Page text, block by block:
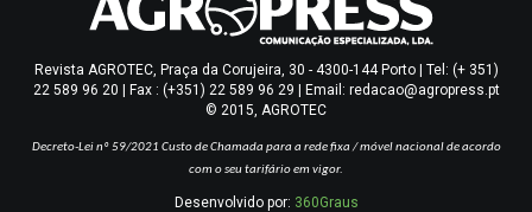
Revista AGROTEC, Praça da Corujeira, 30 - 4300-144 Porto | Tel: (+ 351)
22 589 96 20 | Fax : (+351) 22 589 96 29 | Email: redacao@agropress.pt
© 2015, AGROTEC
Decreto-Lei nº 59/2021 Custo de Chamada para a rede fixa / móvel nacional de acordo
com o seu tarifário em vigor.
Desenvolvido por: 360Graus